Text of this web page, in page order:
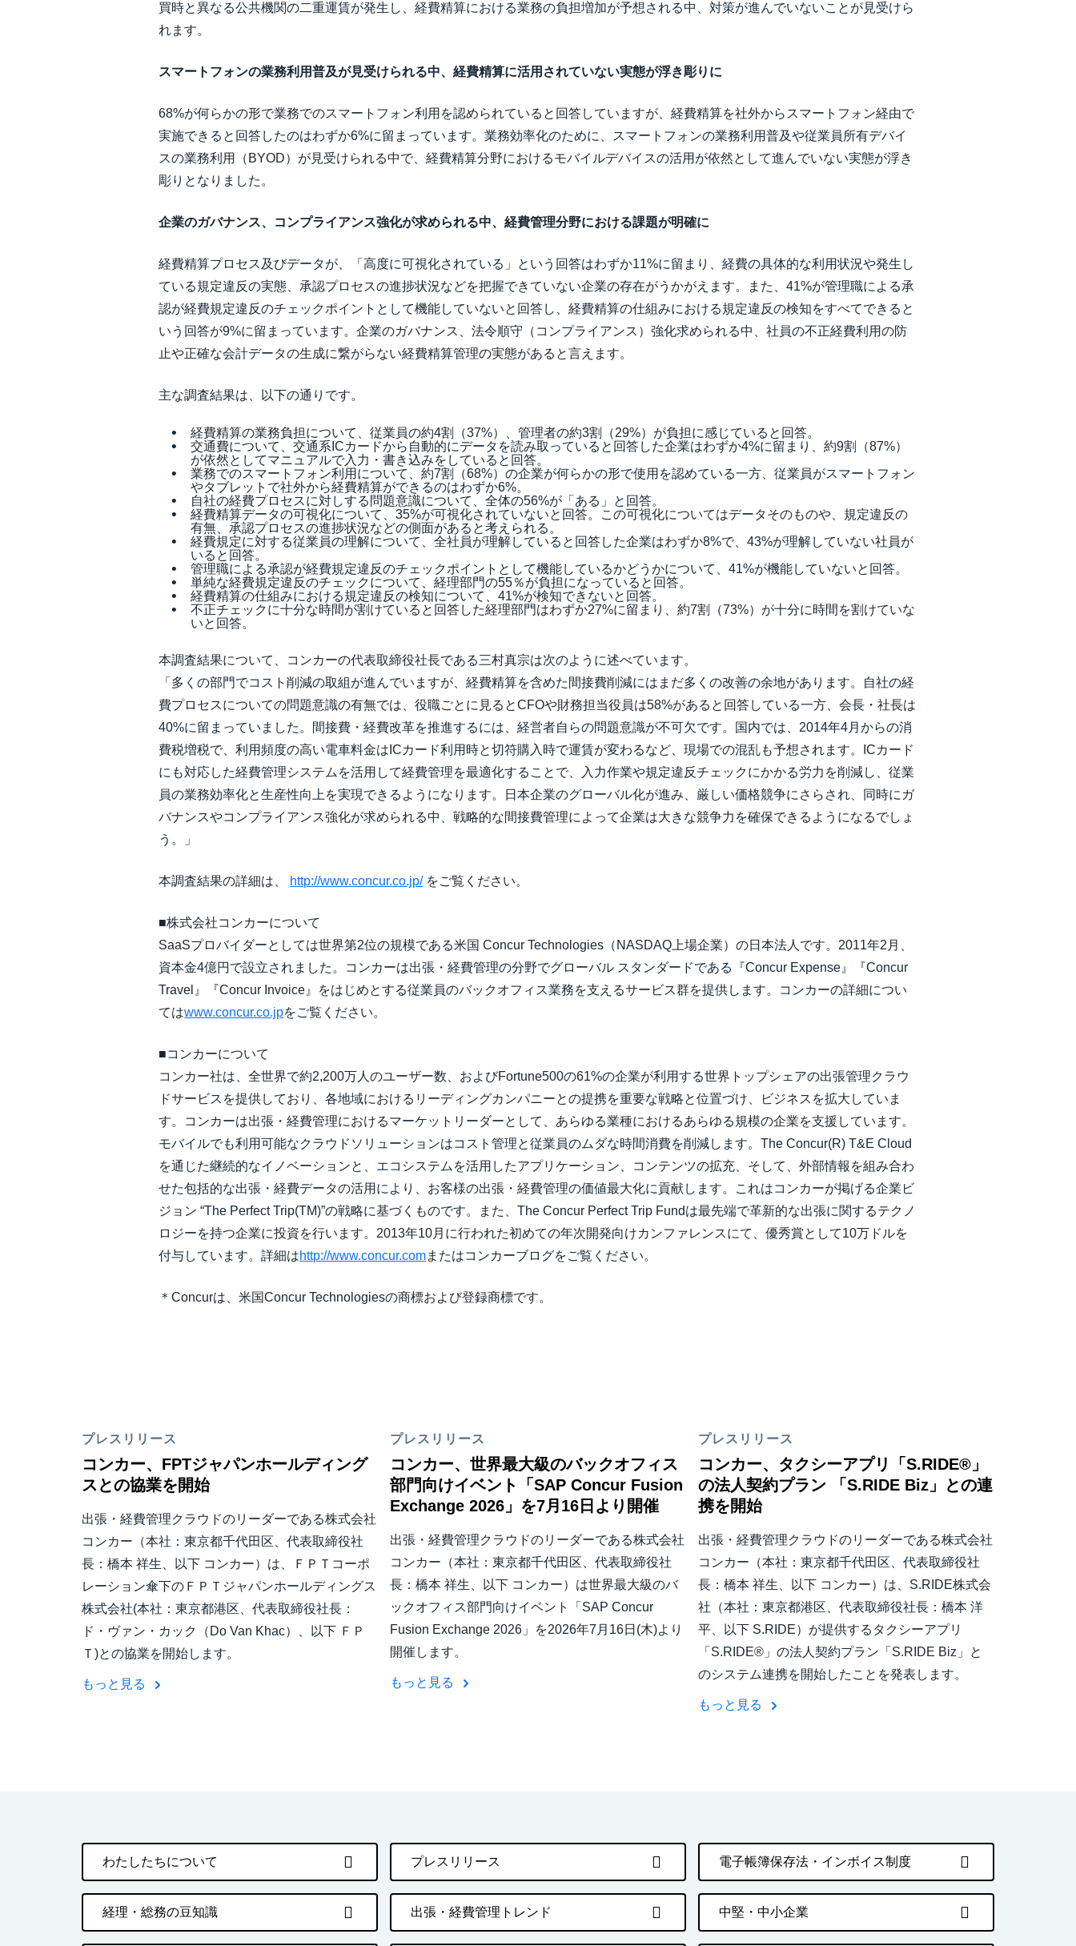
買時と異なる公共機関の二重運賃が発生し、経費精算における業務の負担増加が予想される中、対策が進んでいないことが見受けら
れます。
スマートフォンの業務利用普及が見受けられる中、経費精算に活用されていない実態が浮き彫りに
68%が何らかの形で業務でのスマートフォン利用を認められていると回答していますが、経費精算を社外からスマートフォン経由で
実施できると回答したのはわずか6%に留まっています。業務効率化のために、スマートフォンの業務利用普及や従業員所有デバイ
スの業務利用（BYOD）が見受けられる中で、経費精算分野におけるモバイルデバイスの活用が依然として進んでいない実態が浮き
彫りとなりました。
企業のガバナンス、コンプライアンス強化が求められる中、経費管理分野における課題が明確に
経費精算プロセス及びデータが、「高度に可視化されている」という回答はわずか11%に留まり、経費の具体的な利用状況や発生し
ている規定違反の実態、承認プロセスの進捗状況などを把握できていない企業の存在がうかがえます。また、41%が管理職による承
認が経費規定違反のチェックポイントとして機能していないと回答し、経費精算の仕組みにおける規定違反の検知をすべてできると
いう回答が9%に留まっています。企業のガバナンス、法令順守（コンプライアンス）強化求められる中、社員の不正経費利用の防
止や正確な会計データの生成に繋がらない経費精算管理の実態があると言えます。
主な調査結果は、以下の通りです。
経費精算の業務負担について、従業員の約4割（37%）、管理者の約3割（29%）が負担に感じていると回答。
交通費について、交通系ICカードから自動的にデータを読み取っていると回答した企業はわずか4%に留まり、約9割（87%）
が依然としてマニュアルで入力・書き込みをしていると回答。
業務でのスマートフォン利用について、約7割（68%）の企業が何らかの形で使用を認めている一方、従業員がスマートフォン
やタブレットで社外から経費精算ができるのはわずか6%。
自社の経費プロセスに対しする問題意識について、全体の56%が「ある」と回答。
経費精算データの可視化について、35%が可視化されていないと回答。この可視化についてはデータそのものや、規定違反の
有無、承認プロセスの進捗状況などの側面があると考えられる。
経費規定に対する従業員の理解について、全社員が理解していると回答した企業はわずか8%で、43%が理解していない社員が
いると回答。
管理職による承認が経費規定違反のチェックポイントとして機能しているかどうかについて、41%が機能していないと回答。
単純な経費規定違反のチェックについて、経理部門の55％が負担になっていると回答。
経費精算の仕組みにおける規定違反の検知について、41%が検知できないと回答。
不正チェックに十分な時間が割けていると回答した経理部門はわずか27%に留まり、約7割（73%）が十分に時間を割けていな
いと回答。
本調査結果について、コンカーの代表取締役社長である三村真宗は次のように述べています。
「多くの部門でコスト削減の取組が進んでいますが、経費精算を含めた間接費削減にはまだ多くの改善の余地があります。自社の経
費プロセスについての問題意識の有無では、役職ごとに見るとCFOや財務担当役員は58%があると回答している一方、会長・社長は
40%に留まっていました。間接費・経費改革を推進するには、経営者自らの問題意識が不可欠です。国内では、2014年4月からの消
費税増税で、利用頻度の高い電車料金はICカード利用時と切符購入時で運賃が変わるなど、現場での混乱も予想されます。ICカード
にも対応した経費管理システムを活用して経費管理を最適化することで、入力作業や規定違反チェックにかかる労力を削減し、従業
員の業務効率化と生産性向上を実現できるようになります。日本企業のグローバル化が進み、厳しい価格競争にさらされ、同時にガ
バナンスやコンプライアンス強化が求められる中、戦略的な間接費管理によって企業は大きな競争力を確保できるようになるでしょ
う。」
本調査結果の詳細は、 http://www.concur.co.jp/をご覧ください。
■株式会社コンカーについて
SaaSプロバイダーとしては世界第2位の規模である米国 Concur Technologies（NASDAQ上場企業）の日本法人です。2011年2月、
資本金4億円で設立されました。コンカーは出張・経費管理の分野でグローバル スタンダードである『Concur Expense』『Concur
Travel』『Concur Invoice』をはじめとする従業員のバックオフィス業務を支えるサービス群を提供します。コンカーの詳細につい
てはwww.concur.co.jpをご覧ください。
■コンカーについて
コンカー社は、全世界で約2,200万人のユーザー数、およびFortune500の61%の企業が利用する世界トップシェアの出張管理クラウ
ドサービスを提供しており、各地域におけるリーディングカンパニーとの提携を重要な戦略と位置づけ、ビジネスを拡大していま
す。コンカーは出張・経費管理におけるマーケットリーダーとして、あらゆる業種におけるあらゆる規模の企業を支援しています。
モバイルでも利用可能なクラウドソリューションはコスト管理と従業員のムダな時間消費を削減します。The Concur(R) T&E Cloud
を通じた継続的なイノベーションと、エコシステムを活用したアプリケーション、コンテンツの拡充、そして、外部情報を組み合わ
せた包括的な出張・経費データの活用により、お客様の出張・経費管理の価値最大化に貢献します。これはコンカーが掲げる企業ビ
ジョン “The Perfect Trip(TM)”の戦略に基づくものです。また、The Concur Perfect Trip Fundは最先端で革新的な出張に関するテクノ
ロジーを持つ企業に投資を行います。2013年10月に行われた初めての年次開発向けカンファレンスにて、優秀賞として10万ドルを
付与しています。詳細はhttp://www.concur.comまたはコンカーブログをご覧ください。
＊Concurは、米国Concur Technologiesの商標および登録商標です。
プレスリリース
コンカー、FPTジャパンホールディング
スとの協業を開始
出張・経費管理クラウドのリーダーである株式会社
コンカー（本社：東京都千代田区、代表取締役社
長：橋本 祥生、以下 コンカー）は、ＦＰＴコーポ
レーション傘下のＦＰＴジャパンホールディングス
株式会社(本社：東京都港区、代表取締役社長：
ド・ヴァン・カック（Do Van Khac）、以下 ＦＰ
Ｔ)との協業を開始します。
もっと見る
プレスリリース
コンカー、世界最大級のバックオフィス
部門向けイベント「SAP Concur Fusion
Exchange 2026」を7月16日より開催
出張・経費管理クラウドのリーダーである株式会社
コンカー（本社：東京都千代田区、代表取締役社
長：橋本 祥生、以下 コンカー）は世界最大級のバ
ックオフィス部門向けイベント「SAP Concur
Fusion Exchange 2026」を2026年7月16日(木)より
開催します。
もっと見る
プレスリリース
コンカー、タクシーアプリ「S.RIDE®」
の法人契約プラン 「S.RIDE Biz」との連
携を開始
出張・経費管理クラウドのリーダーである株式会社
コンカー（本社：東京都千代田区、代表取締役社
長：橋本 祥生、以下 コンカー）は、S.RIDE株式会
社（本社：東京都港区、代表取締役社長：橋本 洋
平、以下 S.RIDE）が提供するタクシーアプリ
「S.RIDE®」の法人契約プラン「S.RIDE Biz」と
のシステム連携を開始したことを発表します。
もっと見る
わたしたちについて プレスリリース 電子帳簿保存法・インボイス制度
経理・総務の豆知識 出張・経費管理トレンド 中堅・中小企業